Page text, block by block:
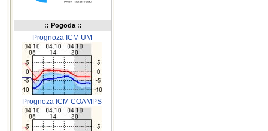
:: Pogoda ::
Prognoza ICM UM
Prognoza ICM COAMPS